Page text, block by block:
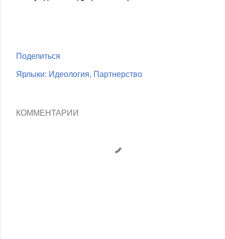
Поделиться
Ярлыки: Идеология Партнерство
КОММЕНТАРИИ